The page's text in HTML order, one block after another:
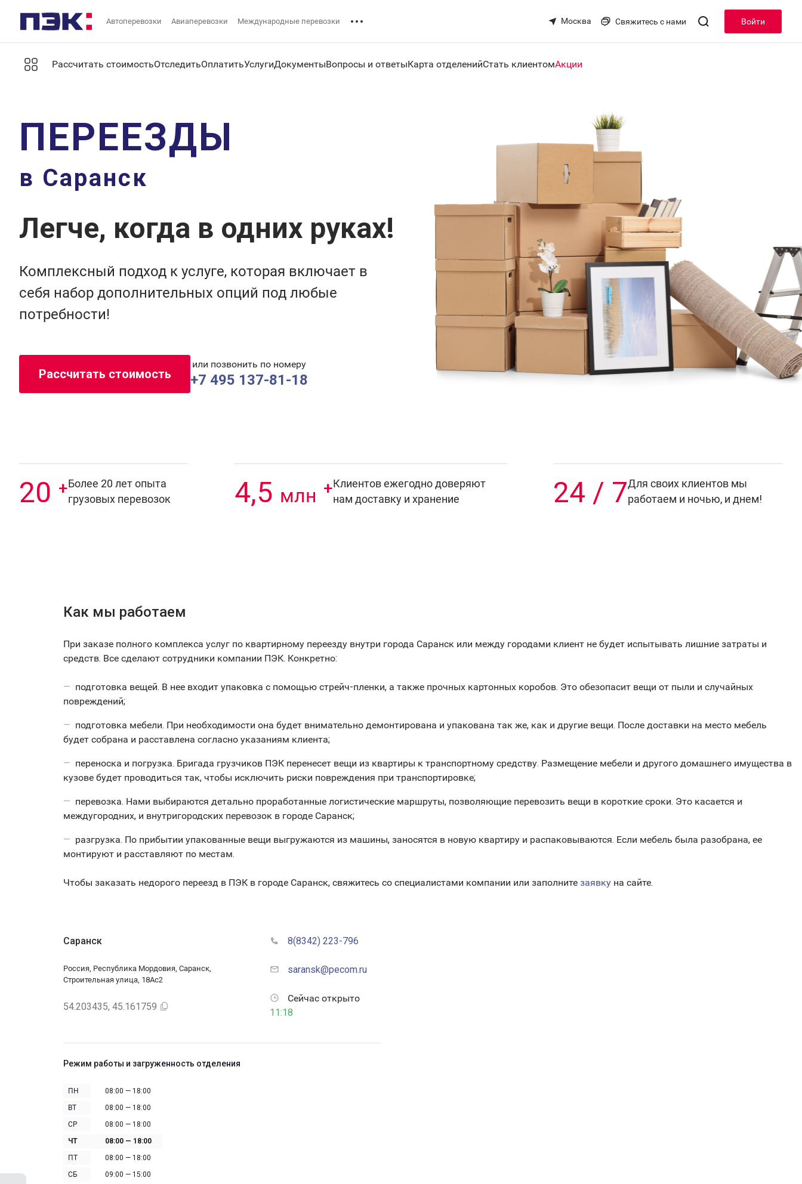
Автоперевозки Авиаперевозки Международные перевозки Москва Свяжитесь с нами Войти
Рассчитать стоимостьОтследитьОплатитьУслугиДокументыВопросы и ответыКарта отделенийСтать клиентомАкции
ПЕРЕЕЗДЫ
в Саранск
Легче, когда в одних руках!
Комплексный подход к услуге, которая включает в
себя набор дополнительных опций под любые
потребности!
Рассчитать стоимость
или позвонить по номеру
+7 495 137-81-18
20 +Более 20 лет опыта
грузовых перевозок
4,5 млн +Клиентов ежегодно доверяют
нам доставку и хранение
24 / 7Для своих клиентов мы
работаем и ночью, и днем!
Как мы работаем
При заказе полного комплекса услуг по квартирному переезду внутри города Саранск или между городами клиент не будет испытывать лишние затраты и
средств. Все сделают сотрудники компании ПЭК. Конкретно:
подготовка вещей. В нее входит упаковка с помощью стрейч-пленки, а также прочных картонных коробов. Это обезопасит вещи от пыли и случайных
повреждений;
подготовка мебели. При необходимости она будет внимательно демонтирована и упакована так же, как и другие вещи. После доставки на место мебель
будет собрана и расставлена согласно указаниям клиента;
переноска и погрузка. Бригада грузчиков ПЭК перенесет вещи из квартиры к транспортному средству. Размещение мебели и другого домашнего имущества в
кузове будет проводиться так, чтобы исключить риски повреждения при транспортировке;
перевозка. Нами выбираются детально проработанные логистические маршруты, позволяющие перевозить вещи в короткие сроки. Это касается и
междугородних, и внутригородских перевозок в городе Саранск;
разгрузка. По прибытии упакованные вещи выгружаются из машины, заносятся в новую квартиру и распаковываются. Если мебель была разобрана, ее
монтируют и расставляют по местам.
Чтобы заказать недорого переезд в ПЭК в городе Саранск, свяжитесь со специалистами компании или заполните заявку на сайте.
Саранск
Россия, Республика Мордовия, Саранск,
Строительная улица, 18Ас2
54.203435, 45.161759
8(8342) 223-796
saransk@pecom.ru
Сейчас открыто
11:18
Режим работы и загруженность отделения
ПН
08:00 — 18:00
ВТ
08:00 — 18:00
СР
08:00 — 18:00
ЧТ
08:00 — 18:00
ПТ
08:00 — 18:00
СБ
09:00 — 15:00